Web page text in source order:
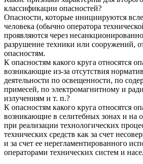
классификации опасностей?
Опасности, которые инициируются
человека (обычно оператора
проявляются через
разрушение техники или сооружений,
опасностям.
К опасностям какого круга относятся
возникающие из-за отсутствия
деятельности по освещенности, по
примесей, по электромагнитному и
излучениям и т. п.?
К опасностям какого круга относятся
возникающие в селитебных зонах и на
при реализации технологических
технических средств как за счет
и за счет ее нерегламентированного
операторами технических систем и